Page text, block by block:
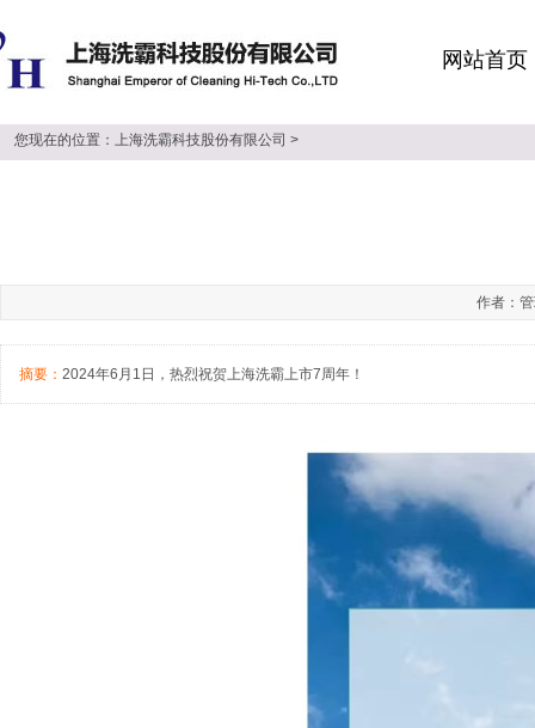
网站首页
作者：
摘要： 2024年6月1日，热烈祝贺上海洗霸上市7周年！
您现在的位置： 上海洗霸科技股份有限公司 >